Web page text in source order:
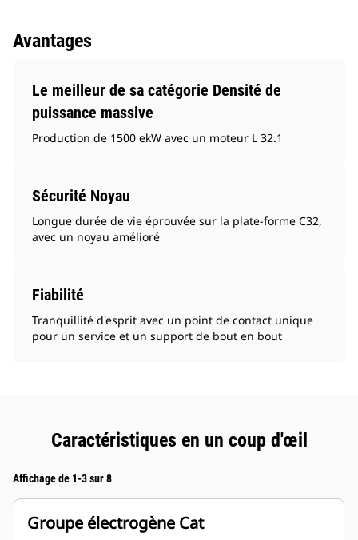
Avantages
Le meilleur de sa catégorie Densité de
puissance massive
Production de 1500 ekW avec un moteur L 32.1
Sécurité Noyau
Longue durée de vie éprouvée sur la plate-forme C32,
avec un noyau amélioré
Fiabilité
Tranquillité d'esprit avec un point de contact unique
pour un service et un support de bout en bout
Caractéristiques en un coup d'œil
Affichage de 1-3 sur 8
Groupe électrogène Cat